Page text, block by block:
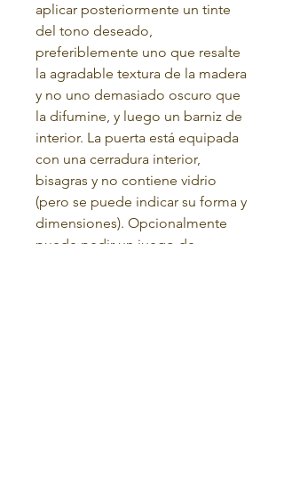
aplicar posteriormente un tinte
del tono deseado,
preferiblemente uno que resalte
la agradable textura de la madera
y no uno demasiado oscuro que
la difumine, y luego un barniz de
interior. La puerta está equipada
con una cerradura interior,
bisagras y no contiene vidrio
(pero se puede indicar su forma y
dimensiones). Opcionalmente
puede pedir un juego de